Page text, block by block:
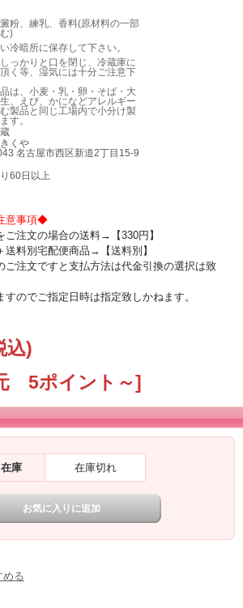
粉、練乳、香料(原材料の一部
)
冷暗所に保存して下さい。
っかりと口を閉じ、冷蔵庫に
く等、湿気には十分ご注意下
は、小麦・乳・卵・そば・大
、えび、かになどアレルギー
製品と同じ工場内で小分け製
す。
きくや
名古屋市西区新道2丁目15-9
60日以上
意事項◆
ご注文の場合の送料→【330円】
送料別宅配便商品→【送料別】
ご注文ですと支払方法は代金引換の選択は致
すのでご指定日時は指定致しかねます。
込)
5ポイント～]
在庫 在庫切れ
める